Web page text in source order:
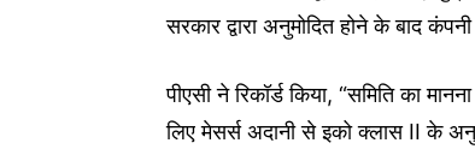
सरकार द्वारा अनुमोदित होने के बाद
पीएसी ने रिकॉर्ड किया, “समिति का
लिए मेसर्स अदानी से इको क्लास II के